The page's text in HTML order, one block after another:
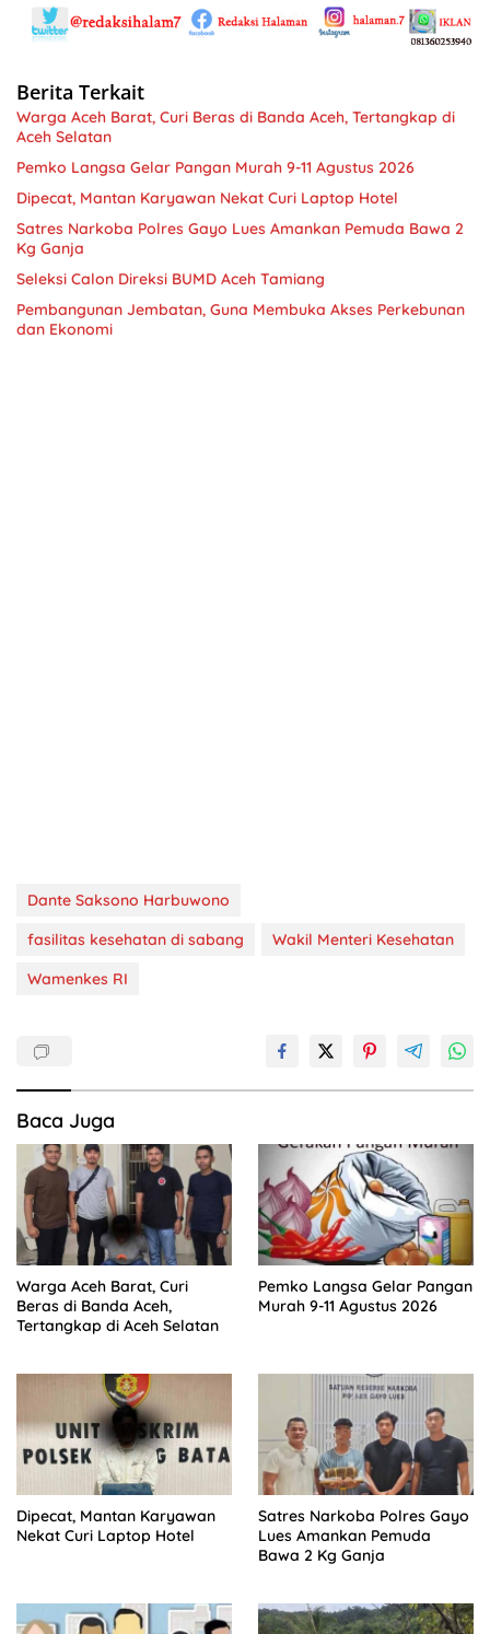
Berita Terkait
Warga Aceh Barat, Curi Beras di Banda Aceh, Tertangkap di
Aceh Selatan
Pemko Langsa Gelar Pangan Murah 9-11 Agustus 2026
Dipecat, Mantan Karyawan Nekat Curi Laptop Hotel
Satres Narkoba Polres Gayo Lues Amankan Pemuda Bawa 2
Kg Ganja
Seleksi Calon Direksi BUMD Aceh Tamiang
Pembangunan Jembatan, Guna Membuka Akses Perkebunan
dan Ekonomi
Dante Saksono Harbuwono
fasilitas kesehatan di sabang
Wakil Menteri Kesehatan
Wamenkes RI
Baca Juga
Warga Aceh Barat, Curi
Beras di Banda Aceh,
Tertangkap di Aceh Selatan
Pemko Langsa Gelar Pangan
Murah 9-11 Agustus 2026
Dipecat, Mantan Karyawan
Nekat Curi Laptop Hotel
Satres Narkoba Polres Gayo
Lues Amankan Pemuda
Bawa 2 Kg Ganja